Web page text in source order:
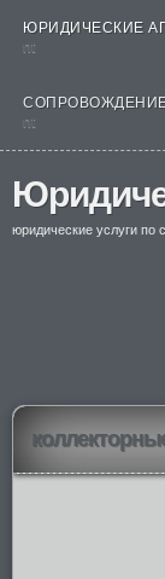
ЮРИДИЧЕСКИЕ
nt
nt
юридические услуги по